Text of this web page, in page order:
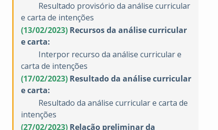
Resultado provisório da análise curricular
e carta de intenções
(13/02/2023) Recursos da análise curricular
e carta:
Interpor recurso da análise curricular e
carta de intenções
(17/02/2023) Resultado da análise curricular
e carta:
Resultado da análise curricular e carta de
intenções
(27/02/2023) Relação preliminarda